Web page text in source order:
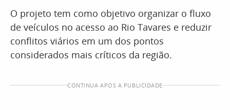
O projeto tem como objetivo organizar o fluxo
de veículos no acesso ao Rio Tavares e reduzir
conflitos viários em um dos pontos
considerados mais críticos da região.
CONTINUA APÓS A PUBLICIDADE